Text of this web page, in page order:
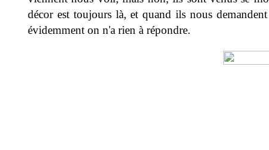
décor est toujours là, et quand ils nous
évidemment on n'a rien à répondre.